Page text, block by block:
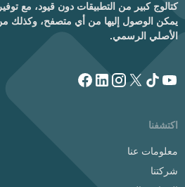
كتالوج كبير من التطبيقات دون قيود، مع
يمكن الوصول إليها من أي متصفح، وكذلك
الأصلي الرسمي.
اكتشفنا
معلومات عنا
شركتنا